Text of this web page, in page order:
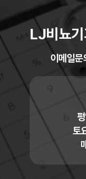
LJ비뇨
이메일문
토